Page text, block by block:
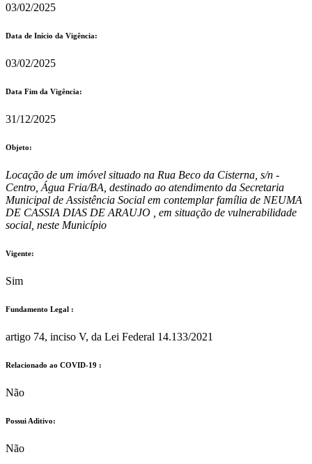
03/02/2025
Data de Início da Vigência:
03/02/2025
Data Fim da Vigência:
31/12/2025
Objeto:
Locação de um imóvel situado na Rua Beco da Cisterna, s/n -
Centro, Água Fria/BA, destinado ao atendimento da Secretaria
Municipal de Assistência Social em contemplar família de NEUMA
DE CASSIA DIAS DE ARAUJO , em situação de vulnerabilidade
social, neste Município
Vigente:
Sim
Fundamento Legal :​
artigo 74, inciso V, da Lei Federal 14.133/2021
Relacionado ao COVID-19 :​
Não
Possui Aditivo:​
Não